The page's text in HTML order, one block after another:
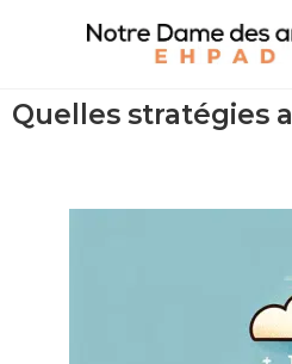
Quelles stratégies